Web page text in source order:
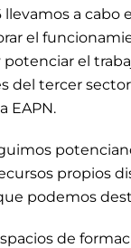
llevamos a cabo
el
el
del tercer
EAPN.
propios
podemos
de